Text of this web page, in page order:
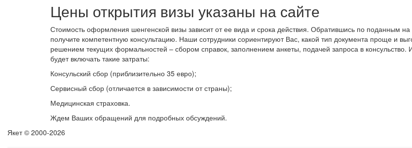
Цены открытия визы указаны на сайте
Стоимость оформления шенгенской визы зависит от ее вида и срока действия. Обратившись по поданным
получите компетентную консультацию. Наши сотрудники сориентируют Вас, какой тип документа проще и
решением текущих формальностей – сбором справок, заполнением анкеты, подачей запроса в
будет включать такие затраты:
Консульский сбор (приблизительно 35 евро);
Сервисный сбор (отличается в зависимости от страны);
Медицинская страховка.
Ждем Ваших обращений для подробных обсуждений.
Якет © 2000-2026